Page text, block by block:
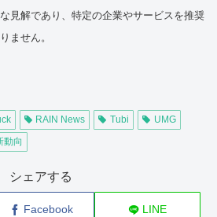
見解であり、特定の企業やサービスを推奨
ません。
RAIN News Tubi
UMG
動向
シェアする
Facebook LINE